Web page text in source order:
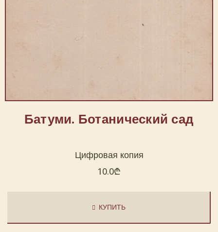
Батуми. Ботанический сад
Цифровая копия
10.0₾
КУПИТЬ